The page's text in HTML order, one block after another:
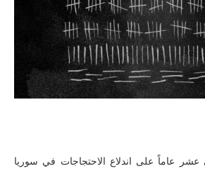
عشر عاماً على اندلاع الاحتجاجات في سوريا